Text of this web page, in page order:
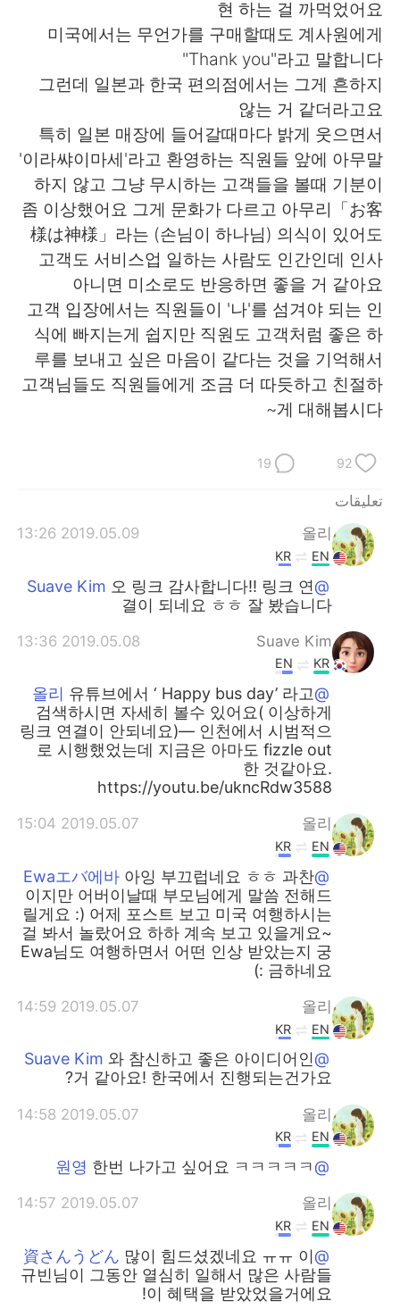
현 하는 걸 까먹었어요
미국에서는 무언가를 구매할때도 계사원에게
"Thank you"라고 말합니다
그런데 일본과 한국 편의점에서는 그게 흔하지
않는 거 같더라고요
특히 일본 매장에 들어갈때마다 밝게 웃으면서
'이라쌰이마세'라고 환영하는 직원들 앞에 아무말
하지 않고 그냥 무시하는 고객들을 볼때 기분이
좀 이상했어요 그게 문화가 다르고 아무리「お客
様は神様」라는 (손님이 하나님) 의식이 있어도
고객도 서비스업 일하는 사람도 인간인데 인사
아니면 미소로도 반응하면 좋을 거 같아요
고객 입장에서는 직원들이 '나'를 섬겨야 되는 인
식에 빠지는게 쉽지만 직원도 고객처럼 좋은 하
루를 보내고 싶은 마음이 같다는 것을 기억해서
고객님들도 직원들에게 조금 더 따듯하고 친절하
게 대해봅시다~
92
19
تعليقات
올리
2019.05.09 13:26
EN
KR
@Suave Kim
오 링크 감사합니다!! 링크 연
결이 되네요 ㅎㅎ 잘 봤습니다
Suave Kim
2019.05.08 13:36
KR
EN
@올리
유튜브에서 ‘ Happy bus day’ 라고
검색하시면 자세히 볼수 있어요( 이상하게
링크 연결이 안되네요)— 인천에서 시범적으
로 시행했었는데 지금은 아마도 fizzle out
한 것같아요.
https://youtu.be/ukncRdw3588
올리
2019.05.07 15:04
EN
KR
@Ewaエバ에바
아잉 부끄럽네요 ㅎㅎ 과찬
이지만 어버이날때 부모님에게 말씀 전해드
릴게요 :) 어제 포스트 보고 미국 여행하시는
걸 봐서 놀랐어요 하하 계속 보고 있을게요~
Ewa님도 여행하면서 어떤 인상 받았는지 궁
금하네요 :)
올리
2019.05.07 14:59
EN
KR
@Suave Kim
와 참신하고 좋은 아이디어인
거 같아요! 한국에서 진행되는건가요?
올리
2019.05.07 14:58
EN
KR
@원영
한번 나가고 싶어요 ㅋㅋㅋㅋㅋ
올리
2019.05.07 14:57
EN
KR
@資さんうどん
많이 힘드셨겠네요 ㅠㅠ 이
규빈님이 그동안 열심히 일해서 많은 사람들
이 혜택을 받았었을거에요!